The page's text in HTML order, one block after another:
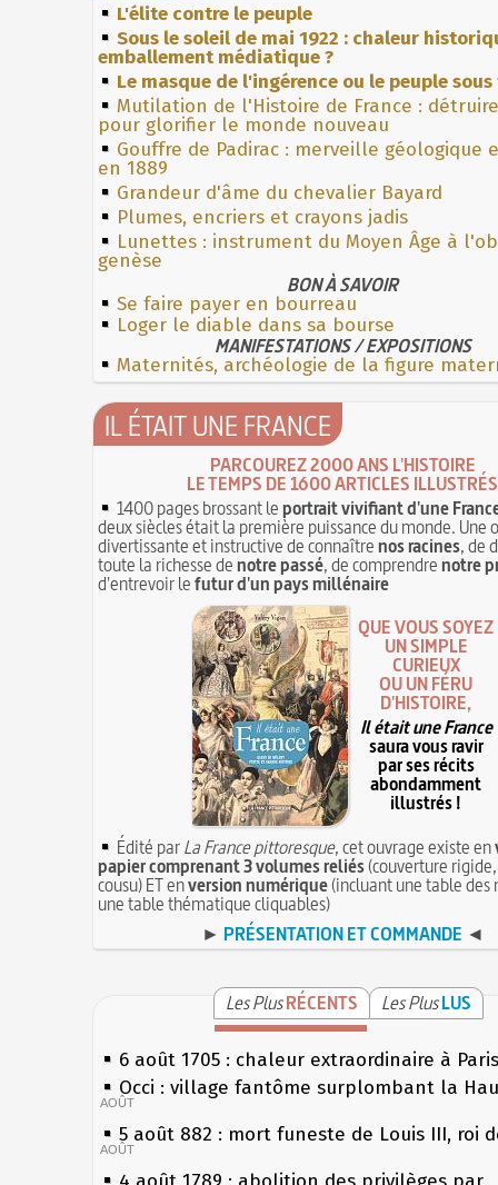
L'élite contre le peuple
Sous le soleil de mai 1922 : chaleur
emballement médiatique ?
Le masque de l'ingérence ou le peuple
Mutilation de l'Histoire de France :
pour glorifier le monde nouveau
Gouffre de Padirac : merveille géologique
en 1889
Grandeur d'âme du chevalier Bayard
Plumes, encriers et crayons jadis
Lunettes : instrument du Moyen Âge à
genèse
BON À SAVOIR
Se faire payer en bourreau
Loger le diable dans sa bourse
MANIFESTATIONS / EXPOSITIONS
Maternités, archéologie de la figure
IL ÉTAIT UNE FRANCE
PARCOUREZ 2000 ANS L'HISTOIRE
LE TEMPS DE 1600 ARTICLES ILLUSTRÉS
1400 pages brossant leportrait vivifiant d'une
deux siècles était la première puissance du monde. Une
divertissante et instructive de connaîtrenos racines, de
toute la richesse denotre passé, de comprendrenotre
d'entrevoir lefutur d'un pays millénaire
QUE VOUS SOYEZ
UN SIMPLE
CURIEUX
OU UN FÉRU
D'HISTOIRE,
Il était une France
saura vous ravir
par ses récits
abondamment
illustrés !
Édité parLa France pittoresque, cet ouvrage existe en
papier comprenant 3 volumes reliés(couverture
cousu) ET enversion numérique(incluant une table des
une table thématique cliquables)
► PRÉSENTATION ET COMMANDE ◄
Les PlusRÉCENTS Les PlusLUS
6 août 1705 : chaleur extraordinaire à Paris
Occi : village fantôme surplombant la
AOÛT
5 août 882 : mort funeste de Louis III, roi
AOÛT